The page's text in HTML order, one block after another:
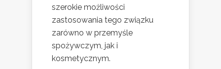
szerokie możliwości
zastosowania tego związku
zarówno w przemyśle
spożywczym, jak i
kosmetycznym.